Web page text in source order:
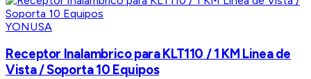
YONUSA
Receptor Inalambrico para KLT110 / 1 KM Linea de
Vista / Soporta 10 Equipos